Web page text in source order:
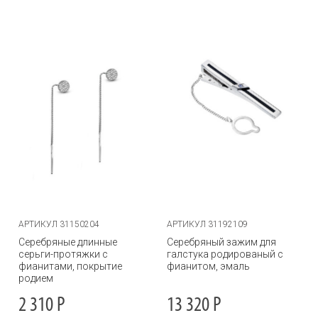
АРТИКУЛ 31150204
Серебряные длинные
серьги-протяжки с
фианитами, покрытие
родием
2 310 Р
АРТИКУЛ 31192109
Серебряный зажим для
галстука родированый с
фианитом, эмаль
13 320 Р